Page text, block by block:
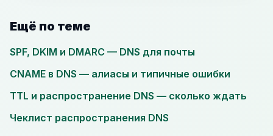
Ещё по теме
SPF, DKIM и DMARC — DNS для почты
CNAME в DNS — алиасы и типичные ошибки
TTL и распространение DNS — сколько ждать
Чеклист распространения DNS